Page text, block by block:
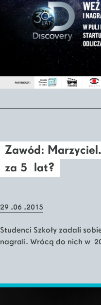
Zawód:
za 5 lat?
29 .06 .2015
Studenci Szkoły zadali
nagrali. Wrócą do nich w